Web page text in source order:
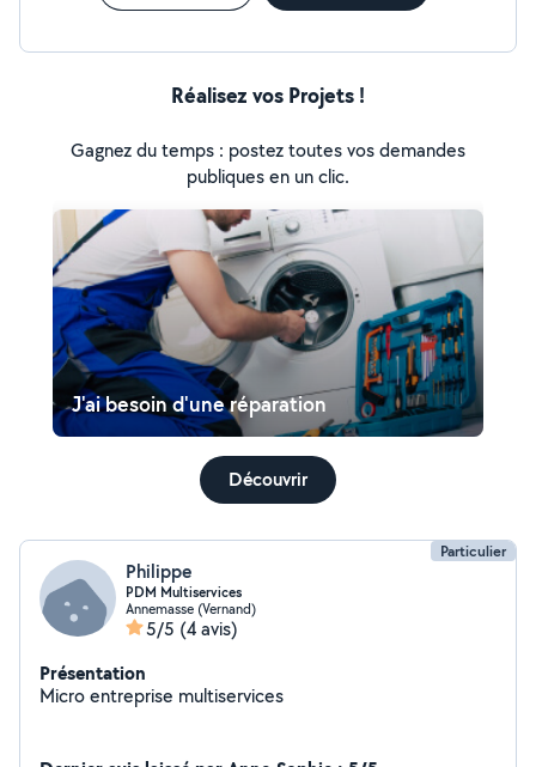
Réalisez vos Projets !
Gagnez du temps : postez toutes vos demandes
publiques en un clic.
J'ai besoin d'une réparation
Découvrir
Particulier
Philippe
PDM Multiservices
Annemasse (Vernand)
5/5 (4 avis)
Présentation
Micro entreprise multiservices